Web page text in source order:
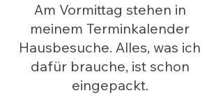
Am Vormittag stehen in
meinem Terminkalender
Hausbesuche. Alles, was ich
dafür brauche, ist schon
eingepackt.